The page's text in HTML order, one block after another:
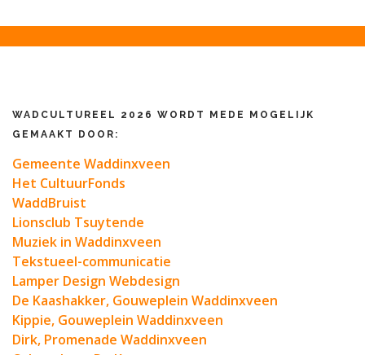
WADCULTUREEL 2026 WORDT MEDE MOGELIJK
GEMAAKT DOOR:
Gemeente Waddinxveen
Het CultuurFonds
WaddBruist
Lionsclub Tsuytende
Muziek in Waddinxveen
Tekstueel-communicatie
Lamper Design Webdesign
De Kaashakker, Gouweplein Waddinxveen
Kippie, Gouweplein Waddinxveen
Dirk, Promenade Waddinxveen